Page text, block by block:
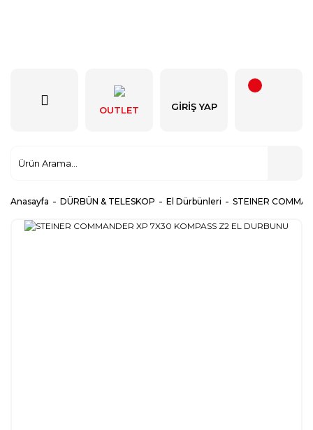
OUTLET GIRIŞ YAP
Anasayfa DÜRBÜN & TELESKOP El Dürbünleri STEINER